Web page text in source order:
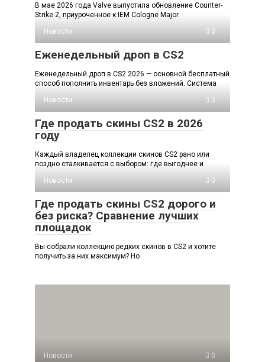
В мае 2026 года Valve выпустила обновление Counter-
Strike 2, приуроченное к IEM Cologne Major
Новости
0
Еженедельный дроп в CS2
Еженедельный дроп в CS2 2026 — основной бесплатный
способ пополнить инвентарь без вложений. Система
Новости
0
Где продать скины CS2 в 2026
году
Каждый владелец коллекции скинов CS2 рано или
поздно сталкивается с выбором: где выгоднее и
Новости
0
Где продать скины CS2 дорого и
без риска? Сравнение лучших
площадок
Вы собрали коллекцию редких скинов в CS2 и хотите
получить за них максимум? Но
Новости 0